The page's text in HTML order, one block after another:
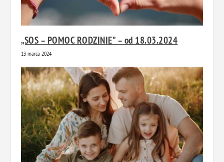
„SOS – POMOC RODZINIE” – od 18.03.2024
13 marca 2024